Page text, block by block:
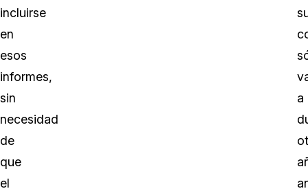
incluirse
en
esos
informes,
sin
necesidad
de
que
el
a